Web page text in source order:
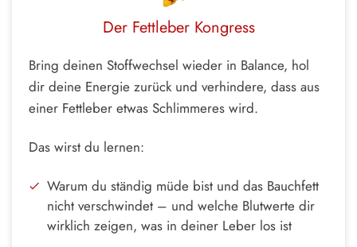
Der Fettleber Kongress
Bring deinen Stoffwechsel wieder in Balance, hol
dir deine Energie zurück und verhindere, dass aus
einer Fettleber etwas Schlimmeres wird.
Das wirst du lernen:
Warum du ständig müde bist und das Bauchfett
nicht verschwindet – und welche Blutwerte dir
wirklich zeigen, was in deiner Leber los ist